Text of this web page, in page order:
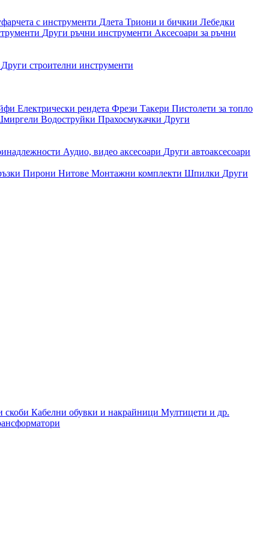
с инструменти Длета Триони и бичкии Лебедки
Други ръчни инструменти Аксесоари за ръчни
Други строителни инструменти
Електрически рендета Фрези Такери Пистолети за топло
Водоструйки Прахосмукачки Други
Аудио, видео аксесоари Други автоаксесоари
Пирони Нитове Монтажни комплекти Шпилки Други
скоби Кабелни обувки и накрайници Мултицети и др.